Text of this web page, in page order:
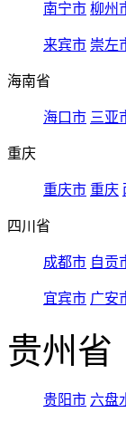
南宁市 柳州
来宾市 崇左
海南省
海口市 三亚
重庆
重庆市 重庆
四川省
成都市 自贡
宜宾市 广安
贵州省
贵阳市 六盘